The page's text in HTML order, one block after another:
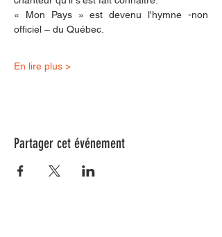
« Mon Pays » est devenu l'hymne -non
officiel – du Québec.
En lire plus >
Partager cet événement